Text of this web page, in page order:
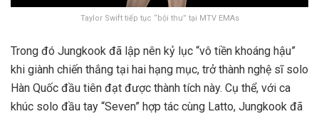
Taylor Swift tiếp tục “bội thu” tại MTV EMAs
Trong đó Jungkook đã lập nên kỷ lục “vô tiền khoáng hậu”
khi giành chiến thắng tại hai hạng mục, trở thành nghệ sĩ solo
Hàn Quốc đầu tiên đạt được thành tích này. Cụ thể, với ca
khúc solo đầu tay “Seven” hợp tác cùng Latto, Jungkook đã